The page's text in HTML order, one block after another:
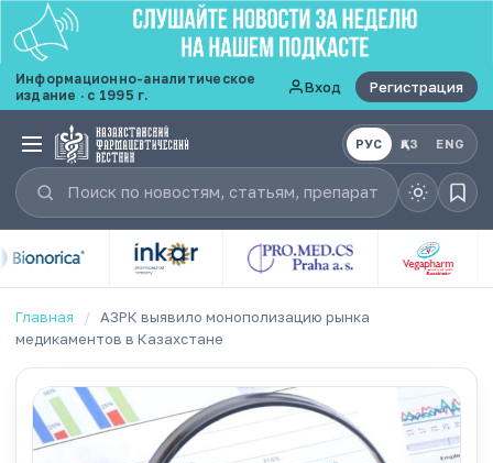
Информационно-аналитическое
издание · с 1995 г.
Вход Регистрация
РУС ҚАЗ ENG
Главная / АЗРК выявило монополизацию рынка
медикаментов в Казахстане